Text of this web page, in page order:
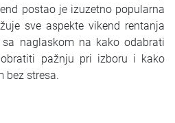
postao je izuzetno popularna
sve aspekte vikend rentanja
naglaskom na kako odabrati
pažnju pri izboru i kako
bez stresa.